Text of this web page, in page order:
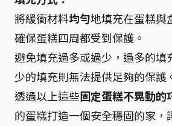
將緩衝材料均勻地填充在蛋糕與
確保蛋糕四周都受到保護。
避免填充過多或過少，過多的填
少的填充則無法提供足夠的保護
透過以上這些固定蛋糕不晃動的
的蛋糕打造一個安全穩固的家，